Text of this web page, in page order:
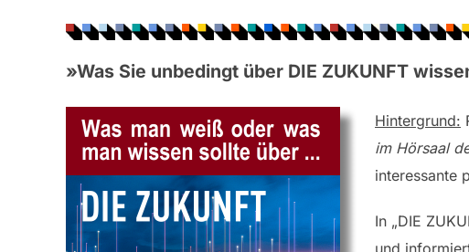
»Was Sie unbedingt über DIE ZUKUNFT
Hintergrund:
im Hörsaal
interessante
In „DIE
und